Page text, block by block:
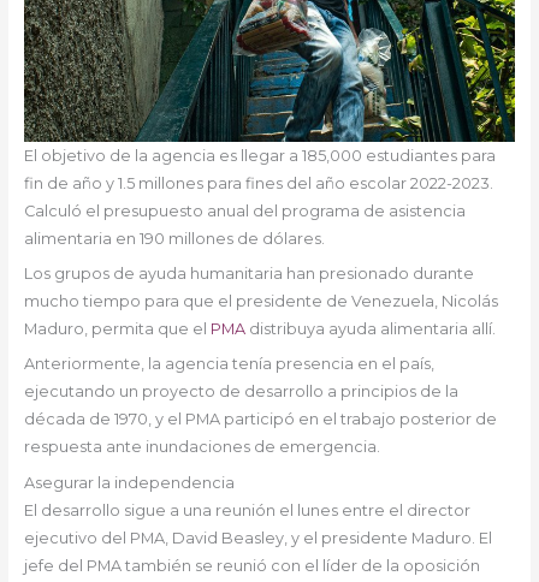
El objetivo de la agencia es llegar a 185,000 estudiantes para
fin de año y 1.5 millones para fines del año escolar 2022-2023.
Calculó el presupuesto anual del programa de asistencia
alimentaria en 190 millones de dólares.
Los grupos de ayuda humanitaria han presionado durante
mucho tiempo para que el presidente de Venezuela, Nicolás
Maduro, permita que el PMAdistribuya ayuda alimentaria allí.
Anteriormente, la agencia tenía presencia en el país,
ejecutando un proyecto de desarrollo a principios de la
década de 1970, y el PMA participó en el trabajo posterior de
respuesta ante inundaciones de emergencia.
Asegurar la independencia
El desarrollo sigue a una reunión el lunes entre el director
ejecutivo del PMA, David Beasley, y el presidente Maduro. El
jefe del PMA también se reunió con el líder de la oposición